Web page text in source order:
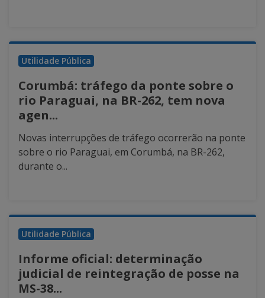
Utilidade Pública
Corumbá: tráfego da ponte sobre o
rio Paraguai, na BR-262, tem nova
agen...
Novas interrupções de tráfego ocorrerão na ponte
sobre o rio Paraguai, em Corumbá, na BR-262,
durante o...
Utilidade Pública
Informe oficial: determinação
judicial de reintegração de posse na
MS-38...